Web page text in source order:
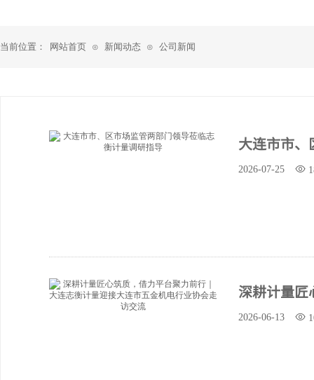
网站首页 ⊙ 新闻动态 ⊙ 公司新闻
当前位置：
大连市市
2026-07-25
深耕计量
2026-06-13